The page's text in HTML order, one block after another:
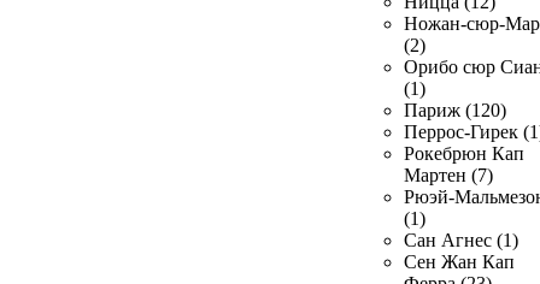
Ножан-сюр-
(2)
Орибо сюр
(1)
Париж (120)
Перрос-Гирек
Рокебрюн Кап
Мартен (7)
Рюэй-
(1)
Сан Агнес (1)
Сен Жан Кап